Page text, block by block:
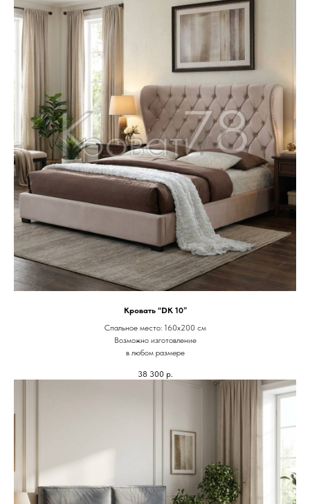
Кровать “DK 10”
Спальное место: 160х200 см
Возможно изготовление
в любом размере
38 300 р.